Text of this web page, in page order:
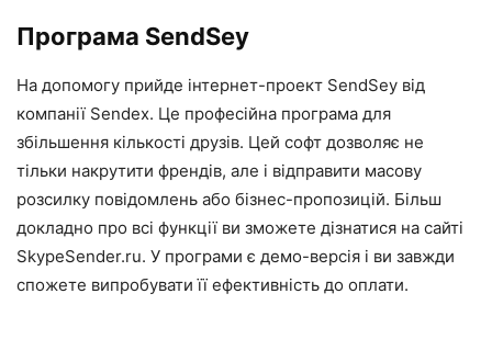
Програма SendSey
На допомогу прийде інтернет-проект SendSey від
компанії Sendex. Це професійна програма для
збільшення кількості друзів. Цей софт дозволяє не
тільки накрутити френдів, але і відправити масову
розсилку повідомлень або бізнес-пропозицій. Більш
докладно про всі функції ви зможете дізнатися на сайті
SkypeSender.ru. У програми є демо-версія і ви завжди
спожете випробувати її ефективність до оплати.